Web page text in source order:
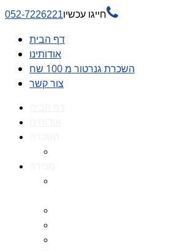
חייגו עכשיו052-7226221 
דף הבית
אודותינו
השכרת גנרטור מ 100 שח
צור קשר